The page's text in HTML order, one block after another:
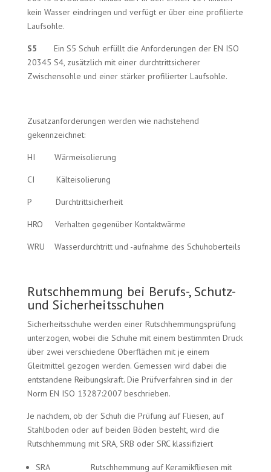
kein Wasser eindringen und verfügt er über eine profilierte
Laufsohle.
S5 Ein S5 Schuh erfüllt die Anforderungen der EN ISO
20345 S4, zusätzlich mit einer durchtrittsicherer
Zwischensohle und einer stärker profilierter Laufsohle.
Zusatzanforderungen werden wie nachstehend
gekennzeichnet:
HI Wärmeisolierung
CI Kälteisolierung
P Durchtrittsicherheit
HRO Verhalten gegenüber Kontaktwärme
WRU Wasserdurchtritt und -aufnahme des Schuhoberteils
Rutschhemmung bei Berufs-, Schutz-
und Sicherheitsschuhen
Sicherheitsschuhe werden einer Rutschhemmungsprüfung
unterzogen, wobei die Schuhe mit einem bestimmten Druck
über zwei verschiedene Oberflächen mit je einem
Gleitmittel gezogen werden. Gemessen wird dabei die
entstandene Reibungskraft. Die Prüfverfahren sind in der
Norm EN ISO 13287:2007 beschrieben.
Je nachdem, ob der Schuh die Prüfung auf Fliesen, auf
Stahlboden oder auf beiden Böden besteht, wird die
Rutschhemmung mit SRA, SRB oder SRC klassifiziert
SRA Rutschhemmung auf Keramikfliesen mit